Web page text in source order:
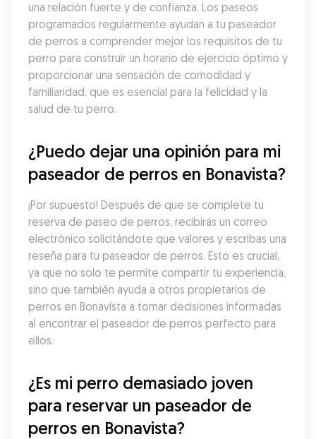
una relación fuerte y de confianza. Los paseos
programados regularmente ayudan a tu paseador
de perros a comprender mejor los requisitos de tu
perro para construir un horario de ejercicio óptimo y
proporcionar una sensación de comodidad y
familiaridad, que es esencial para la felicidad y la
salud de tu perro.
¿Puedo dejar una opinión para mi
paseador de perros en Bonavista?
¡Por supuesto! Después de que se complete tu
reserva de paseo de perros, recibirás un correo
electrónico solicitándote que valores y escribas una
reseña para tu paseador de perros. Esto es crucial,
ya que no solo te permite compartir tu experiencia,
sino que también ayuda a otros propietarios de
perros en Bonavista a tomar decisiones informadas
al encontrar el paseador de perros perfecto para
ellos.
¿Es mi perro demasiado joven
para reservar un paseador de
perros en Bonavista?